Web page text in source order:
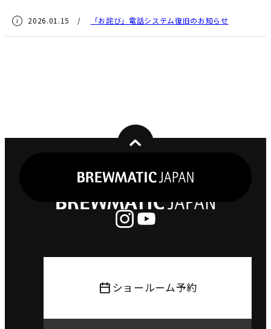
2026.01.15 / 「お詫び」電話システム復旧のお知らせ
ショールーム予約